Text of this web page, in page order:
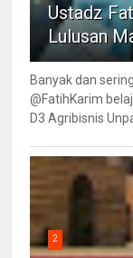
Ustadz
Lulusan
Banyak dan
@FatihKarim
D3 Agribisnis
2